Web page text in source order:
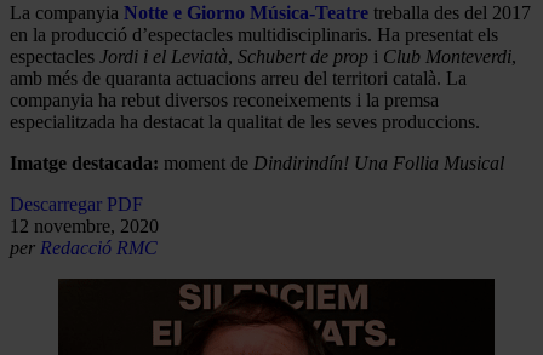
La companyia Notte e Giorno Música-Teatre treballa des del 2017
en la producció d’espectacles multidisciplinaris. Ha presentat els
espectacles Jordi i el Leviatà, Schubert de prop i Club Monteverdi,
amb més de quaranta actuacions arreu del territori català. La
companyia ha rebut diversos reconeixements i la premsa
especialitzada ha destacat la qualitat de les seves produccions.
Imatge destacada: moment de Dindirindín! Una Follia Musical
Descarregar PDF
12 novembre, 2020
per Redacció RMC